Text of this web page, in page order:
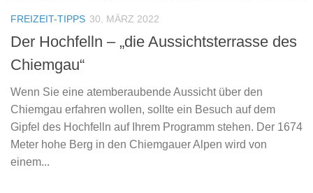
FREIZEIT-TIPPS 30. MÄRZ 2022
Der Hochfelln – „die Aussichtsterrasse des
Chiemgau“
Wenn Sie eine atemberaubende Aussicht über den
Chiemgau erfahren wollen, sollte ein Besuch auf dem
Gipfel des Hochfelln auf Ihrem Programm stehen. Der 1674
Meter hohe Berg in den Chiemgauer Alpen wird von
einem...